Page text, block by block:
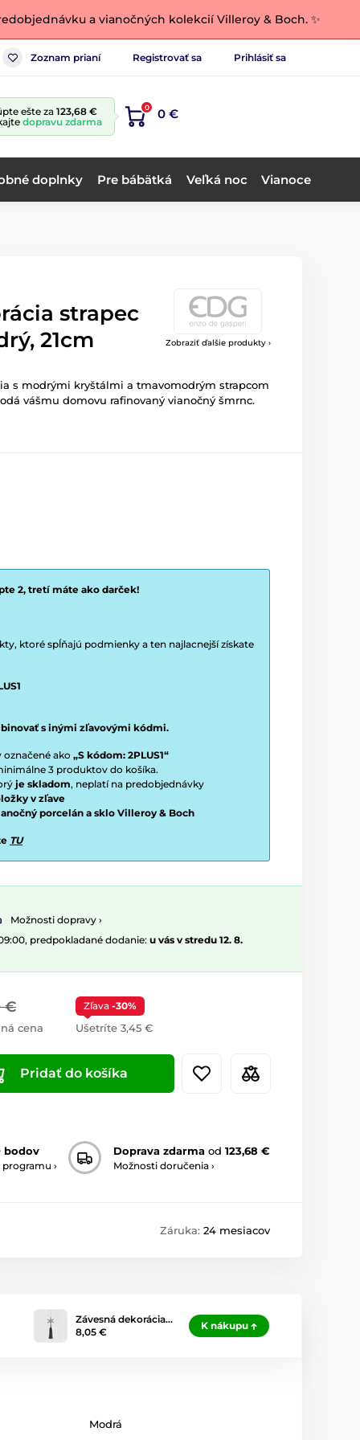
a vianočných kolekcií Villeroy & Boch. ✨
Zoznam prianí Registrovať sa Prihlásiť sa
ešte za 123,68 €
dopravu zdarma
0 0 €
doplnky Pre bábätká Veľká noc Vianoce
Zobraziť ďalšie produkty ›
strapec
21cm
s modrými kryštálmi a tmavomodrým strapcom
vášmu domovu rafinovaný vianočný šmrnc.
2, tretí máte ako darček!
ktoré spĺňajú podmienky a ten najlacnejší získate
s inými zľavovými kódmi.
ako „S kódom: 2PLUS1“
3 produktov do košíka.
je skladom, neplatí na predobjednávky
v zľave
porcelán a sklo Villeroy & Boch
TU
Možnosti dopravy ›
predpokladané dodanie: u vás v stredu 12. 8.
€
cena
Zľava -30%
Ušetríte 3,45 €
Pridať do košíka
bodov
›
Doprava zdarma od 123,68 €
Možnosti doručenia ›
Záruka: 24 mesiacov
Závesná dekorácia…
8,05 €
K nákupu
Modrá